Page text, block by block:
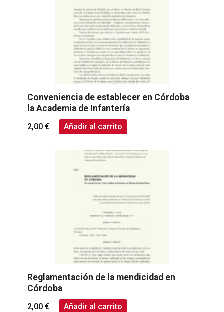
Conveniencia de establecer en Córdoba
la Academia de Infantería
2,00 € Añadir al carrito
Reglamentación de la mendicidad en
Córdoba
2,00 € Añadir al carrito